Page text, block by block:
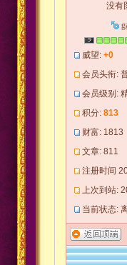
没有
威望: +0
会员头衔:
会员级别:
积分: 813
财富: 1813
文章: 811
注册时间
上次到站:
当前状态: